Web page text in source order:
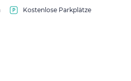
Kostenlose Parkplätze